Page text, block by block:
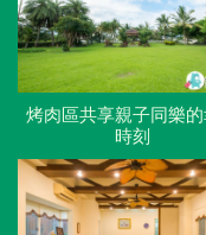
烤肉區共享親子同樂
時刻